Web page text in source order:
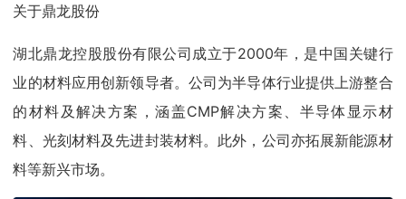
关于鼎龙股份
湖北鼎龙控股股份有限公司成立于2000年，是中国关键行
业的材料应用创新领导者。公司为半导体行业提供上游整合
的材料及解决方案，涵盖CMP解决方案、半导体显示材
料、光刻材料及先进封装材料。此外，公司亦拓展新能源材
料等新兴市场。